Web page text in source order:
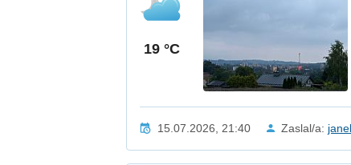
19 °C
15.07.2026, 21:40 Zaslal/a: